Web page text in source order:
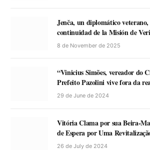
Jenča, un diplomático
continuidad de la Misión de
8 de November de 2025
“Vinicius Simões, vereador do
Prefeito Pazolini vive fora da
29 de June de 2024
Vitória Clama por sua Beira-
de Espera por Uma
26 de July de 2024